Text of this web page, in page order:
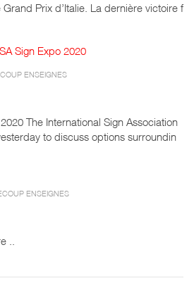
Prix d’Italie. La dernière victoire f
ENSEIGNES
The International Sign Association
to discuss options surroundin
ENSEIGNES
..